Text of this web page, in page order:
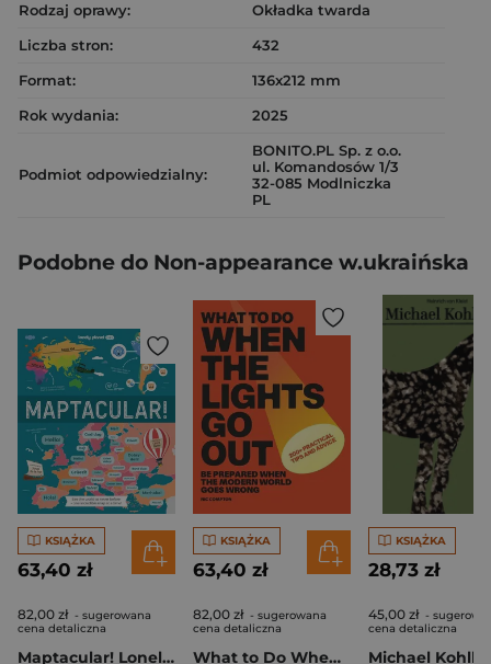
Rodzaj oprawy:
Okładka twarda
Liczba stron:
432
Format:
136x212 mm
Rok wydania:
2025
Podmiot odpowiedzialny:
BONITO.PL Sp. z o.o.
ul. Komandosów 1/3
32-085 Modlniczka
PL
Podobne do Non-appearance w.ukraińska
KSIĄŻKA
63,40 zł
82,00 zł - sugerowana
cena detaliczna
Maptacular! Lonely Planet Kids
KSIĄŻKA
63,40 zł
82,00 zł - sugerowana
cena detaliczna
What to Do When the Lights Go Out
KSIĄŻKA
28,73 zł
45,00 zł -
cena detaliczna
Michael